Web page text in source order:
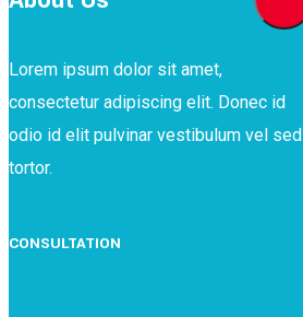
Lorem ipsum dolor sit amet,
consectetur adipiscing elit. Donec id
odio id elit pulvinar vestibulum vel sed
tortor.
CONSULTATION